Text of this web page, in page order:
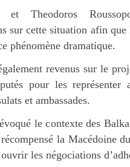
et Theodoros
sur cette situation afin
phénomène dramatique.
revenus sur le
pour les représenter
et ambassades.
le contexte des
la Macédoine
les négociations